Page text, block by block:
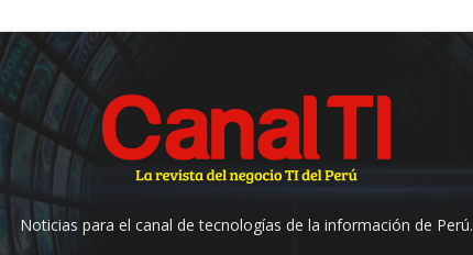
Noticias para el canal de tecnologías de la información de Perú.